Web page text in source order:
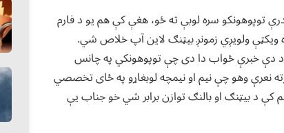
توپوهونکو سره لوبې ته ځو، هغې کې هم یو د فارم
ویکټې ولویږي‌ زمونږ بیټنګ لاین آپ خلاص شي.
د دې خبرې ځواب دا دی چې توپوهونکي په چانس
نعرې وهو چې نیم او نیمچه لوبغاړو په ځای تخصصي
کې د بیټنګ او بالنګ توازن برابر شي‌ خو جناب یې